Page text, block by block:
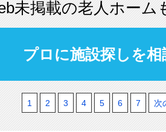
未掲載の老人ホーム
プロに施設探しを
1 2 3 4 5 6 7 次